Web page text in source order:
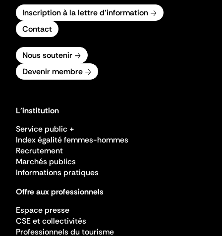
Inscription à la lettre d'information
Contact
Nous soutenir
Devenir membre
L'institution
Service public +
Index égalité femmes-hommes
Recrutement
Marchés publics
Informations pratiques
Offre aux professionnels
Espace presse
CSE et collectivités
Professionnels du tourisme